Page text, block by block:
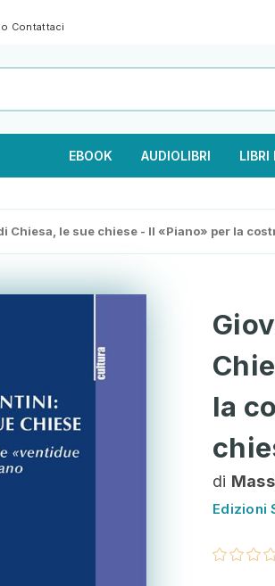
Contattaci
EBOOK AUDIOLIBRI LIBRI
Chiesa, le sue chiese - Il «Piano» per la
la
di
Edizioni